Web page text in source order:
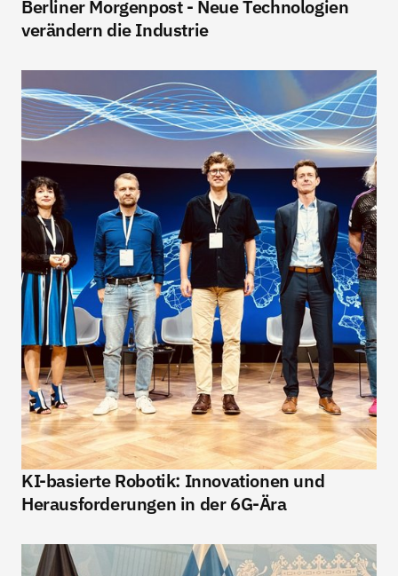
Berliner Morgenpost - Neue Technologien
verändern die Industrie
KI-basierte Robotik: Innovationen und
Herausforderungen in der 6G-Ära